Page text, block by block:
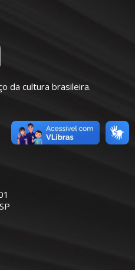
da cultura brasileira.